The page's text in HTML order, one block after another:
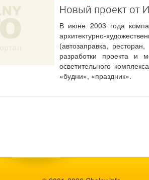
Новый проект от
В июне 2003 года
архитектурно-
(автозаправка,
разработки проекта и
осветительного
«будни», «праздник».